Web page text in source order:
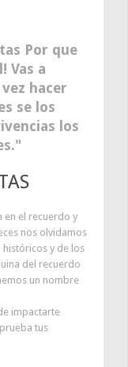
Por que
Vas a
hacer
se los
los
en el recuerdo y
nos olvidamos
y de los
del recuerdo
un nombre
impactarte
tus